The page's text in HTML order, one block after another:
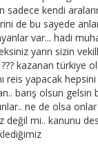
sadece kendi
de bu sayede
var... hadi
yarın sizin
kazanan türkiye
reis yapacak
barış olsun gelsin
ne de olsa
değil mi.. kanunu